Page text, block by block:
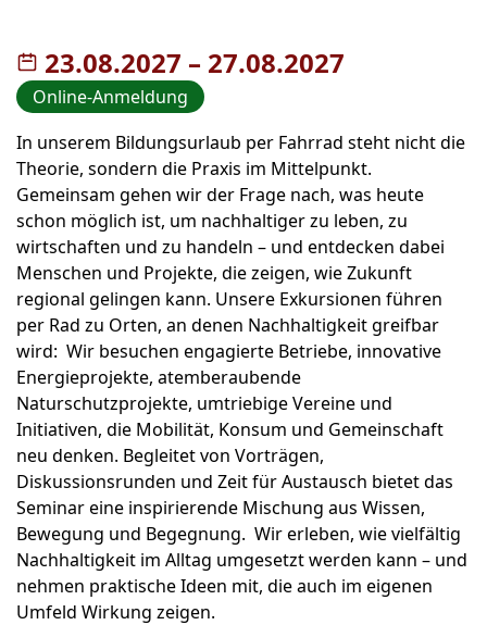
23.08.2027 – bis
27.08.2027
Online-Anmeldung
In unserem Bildungsurlaub per Fahrrad steht nicht die
Theorie, sondern die Praxis im Mittelpunkt.
Gemeinsam gehen wir der Frage nach, was heute
schon möglich ist, um nachhaltiger zu leben, zu
wirtschaften und zu handeln – und entdecken dabei
Menschen und Projekte, die zeigen, wie Zukunft
regional gelingen kann. Unsere Exkursionen führen
per Rad zu Orten, an denen Nachhaltigkeit greifbar
wird: Wir besuchen engagierte Betriebe, innovative
Energieprojekte, atemberaubende
Naturschutzprojekte, umtriebige Vereine und
Initiativen, die Mobilität, Konsum und Gemeinschaft
neu denken. Begleitet von Vorträgen,
Diskussionsrunden und Zeit für Austausch bietet das
Seminar eine inspirierende Mischung aus Wissen,
Bewegung und Begegnung. Wir erleben, wie vielfältig
Nachhaltigkeit im Alltag umgesetzt werden kann – und
nehmen praktische Ideen mit, die auch im eigenen
Umfeld Wirkung zeigen.